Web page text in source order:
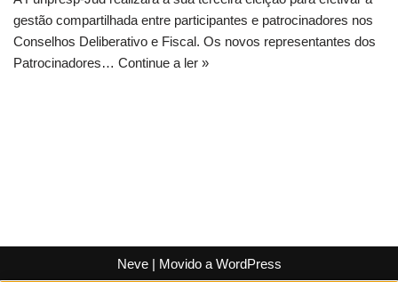
gestão compartilhada entre participantes e patrocinadores nos
Conselhos Deliberativo e Fiscal. Os novos representantes dos
Patrocinadores… Continue a ler »
Neve| Movido a WordPress